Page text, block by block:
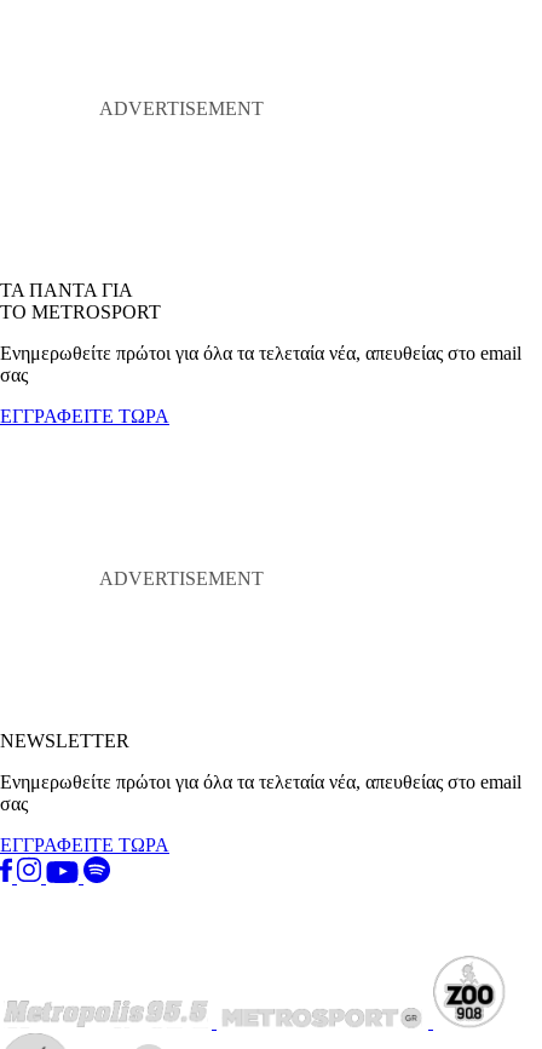
ΤΑ ΠΑΝΤΑ ΓΙΑ
ΤΟ METROSPORT
Ενημερωθείτε πρώτοι για όλα τα τελεταία νέα, απευθείας στο email
σας
ΕΓΓΡΑΦΕΙΤΕ ΤΩΡΑ
NEWSLETTER
Ενημερωθείτε πρώτοι για όλα τα τελεταία νέα, απευθείας στο email
σας
ΕΓΓΡΑΦΕΙΤΕ ΤΩΡΑ